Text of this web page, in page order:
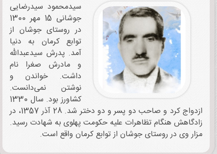
سیدمحمود سیدرضایی
جوشانی 15 مهر 1300
در روستای جوشان از
توابع کرمان به دنیا
آمد. پدرش سیدعبدالله
و مادرش صغرا نام
داشت. خواندن و
نوشتن نمی‌دانست.
کشاورز بود. سال 1330
ازدواج کرد و صاحب دو پسر و دو دختر شد. 28 آذر 1357، در
زادگاهش هنگام تظاهرات علیه حکومت پهلوی به شهادت رسید.
مزار وی در روستای جوشان از توابع کرمان واقع است.